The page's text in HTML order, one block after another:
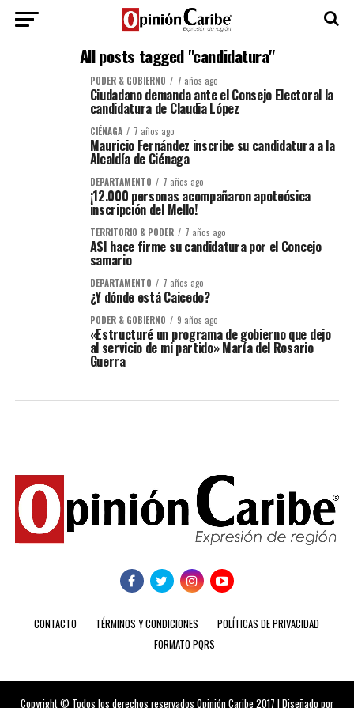
All posts tagged "candidatura"
PODER & GOBIERNO 7 años ago
Ciudadano demanda ante el Consejo Electoral la
candidatura de Claudia López
CIÉNAGA 7 años ago
Mauricio Fernández inscribe su candidatura a la
Alcaldía de Ciénaga
DEPARTAMENTO 7 años ago
¡12.000 personas acompañaron apoteósica
inscripción del Mello!
TERRITORIO & PODER 7 años ago
ASI hace firme su candidatura por el Concejo
samario
DEPARTAMENTO 7 años ago
¿Y dónde está Caicedo?
PODER & GOBIERNO 9 años ago
«Estructuré un programa de gobierno que dejo
al servicio de mi partido» María del Rosario
Guerra
CONTACTO TÉRMINOS Y CONDICIONES
POLÍTICAS DE PRIVACIDAD
FORMATO PQRS
Copyright © Todos los derechos reservados Opinión Caribe 2017 | Diseñado por